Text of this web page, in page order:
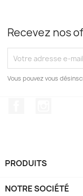
Recevez nos
Vous pouvez vous
PRODUITS
NOTRE SOCIÉTÉ